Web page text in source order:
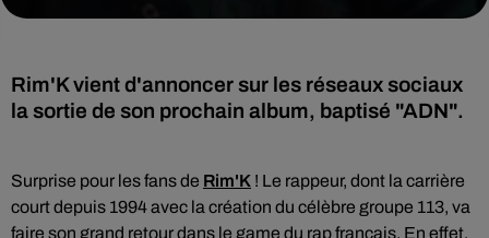
Rim'K vient d'annoncer sur les réseaux sociaux
la sortie de son prochain album, baptisé "ADN".
Surprise pour les fans de Rim'K ! Le rappeur, dont la carrière
court depuis 1994 avec la création du célèbre groupe 113, va
faire son grand retour dans le game du rap français. En effet,